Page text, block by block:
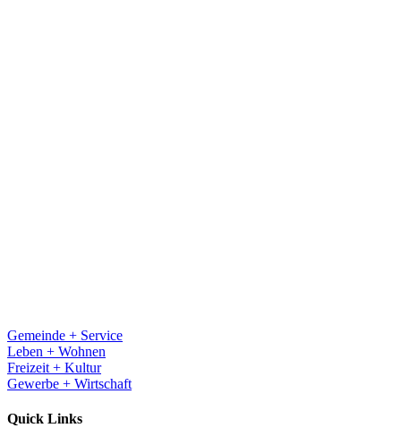
Gemeinde + Service
Leben + Wohnen
Freizeit + Kultur
Gewerbe + Wirtschaft
Quick Links